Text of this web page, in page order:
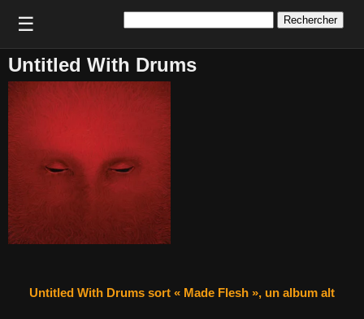
☰
Untitled With Drums
Untitled With Drums sort « Made Flesh », un album alt